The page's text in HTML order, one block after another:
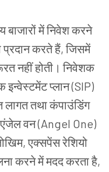
बाजारों में निवेश करने
करते हैं, जिसमें
नहीं होती। निवेशक
प्लान (SIP)
तथा कंपाउंडिंग
वन (Angel One)
एक्सपेंस रेशियो
करने में मदद करता है,